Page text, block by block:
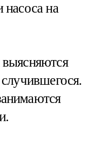
насоса на
случившегося.